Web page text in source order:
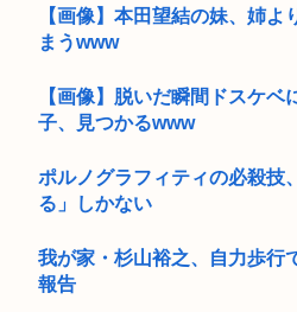
【画像】本田望結の妹、姉よ
まうwww
【画像】脱いだ瞬間ドスケ
子、見つかるwww
ポルノグラフィティの必殺技
る」しかない
我が家・杉山裕之、自力歩行
報告